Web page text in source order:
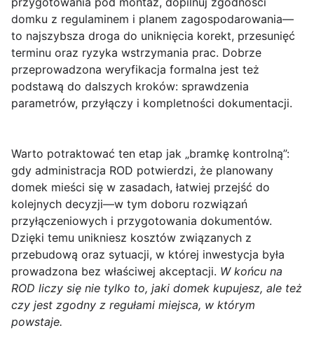
domku z regulaminem i planem zagospodarowania—
to najszybsza droga do uniknięcia korekt, przesunięć
terminu oraz ryzyka wstrzymania prac. Dobrze
przeprowadzona weryfikacja formalna jest też
podstawą do dalszych kroków: sprawdzenia
parametrów, przyłączy i kompletności dokumentacji.
Warto potraktować ten etap jak „bramkę kontrolną”:
gdy administracja ROD potwierdzi, że planowany
domek mieści się w zasadach, łatwiej przejść do
kolejnych decyzji—w tym doboru rozwiązań
przyłączeniowych i przygotowania dokumentów.
Dzięki temu unikniesz kosztów związanych z
przebudową oraz sytuacji, w której inwestycja była
prowadzona bez właściwej akceptacji. W końcu na
ROD liczy się nie tylko to, jaki domek kupujesz, ale też
czy jest zgodny z regułami miejsca, w którym
powstaje.